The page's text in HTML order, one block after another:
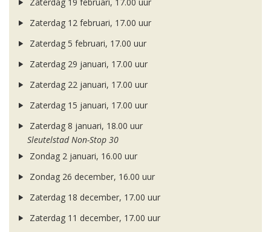
Zaterdag 19 februari, 17.00 uur
Zaterdag 12 februari, 17.00 uur
Zaterdag 5 februari, 17.00 uur
Zaterdag 29 januari, 17.00 uur
Zaterdag 22 januari, 17.00 uur
Zaterdag 15 januari, 17.00 uur
Zaterdag 8 januari, 18.00 uur
Sleutelstad Non-Stop 30
Zondag 2 januari, 16.00 uur
Zondag 26 december, 16.00 uur
Zaterdag 18 december, 17.00 uur
Zaterdag 11 december, 17.00 uur